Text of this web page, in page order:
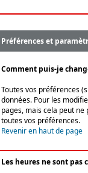
Préférences et
Comment puis-je
Toutes vos préférences
données. Pour les
pages, mais cela peut
toutes vos préférences.
Revenir en haut de page
Les heures ne sont pas